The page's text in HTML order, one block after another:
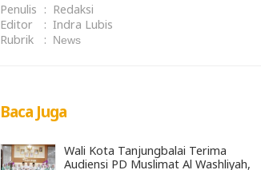
Penulis : Redaksi
Editor
: Indra Lubis
Rubrik
: News
Baca Juga
Wali Kota Tanjungbalai Terima
Audiensi PD Muslimat Al Washliyah,